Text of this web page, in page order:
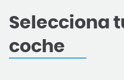
Selecciona
coche